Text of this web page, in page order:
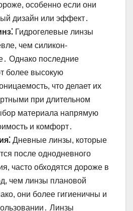
особенно если они
дизайн или эффект․
Гидрогелевые линзы
чем силикон-
Однако последние
более высокую
что делает их
при длительном
материала напрямую
и комфорт․
Дневные линзы, которые
после однодневного
часто обходятся дороже в
чем линзы плановой
они более гигиеничны и
Линзы